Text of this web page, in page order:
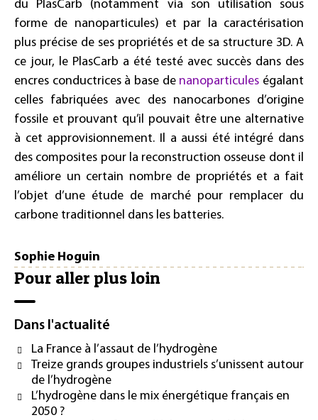
du PlasCarb (notamment via son utilisation sous
forme de nanoparticules) et par la caractérisation
plus précise de ses propriétés et de sa structure 3D. A
ce jour, le PlasCarb a été testé avec succès dans des
encres conductrices à base de nanoparticules égalant
celles fabriquées avec des nanocarbones d’origine
fossile et prouvant qu’il pouvait être une alternative
à cet approvisionnement. Il a aussi été intégré dans
des composites pour la reconstruction osseuse dont il
améliore un certain nombre de propriétés et a fait
l’objet d’une étude de marché pour remplacer du
carbone traditionnel dans les batteries.
Sophie Hoguin
Pour aller plus loin
Dans l'actualité
La France à l’assaut de l’hydrogène
Treize grands groupes industriels s’unissent autour
de l’hydrogène
L’hydrogène dans le mix énergétique français en
2050 ?